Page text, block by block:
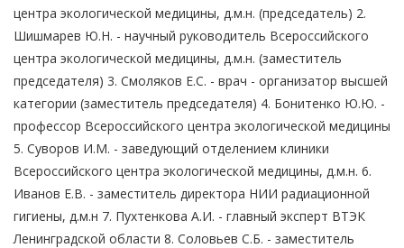
центра экологической медицины, д.м.н. (председатель) 2.
Шишмарев Ю.Н. - научный руководитель Всероссийского
центра экологической медицины, д.м.н. (заместитель
председателя) 3. Смоляков Е.С. - врач - организатор высшей
категории (заместитель председателя) 4. Бонитенко Ю.Ю. -
профессор Всероссийского центра экологической медицины
5. Суворов И.М. - заведующий отделением клиники
Всероссийского центра экологической медицины, д.м.н. 6.
Иванов Е.В. - заместитель директора НИИ радиационной
гигиены, д.м.н 7. Пухтенкова А.И. - главный эксперт ВТЭК
Ленинградской области 8. Соловьев С.Б. - заместитель